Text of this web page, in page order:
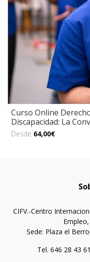
Curso Online
Discapacidad: La
Desde 64,00€
CIFV.-Centro
Sede: Plaza el
Tel. 646 28 43